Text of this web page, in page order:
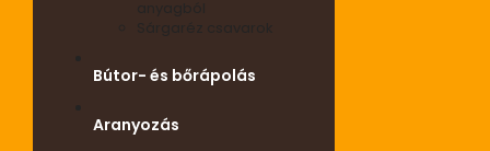
Sárgaréz csavarok
Bútor- és bőrápolás
Aranyozás